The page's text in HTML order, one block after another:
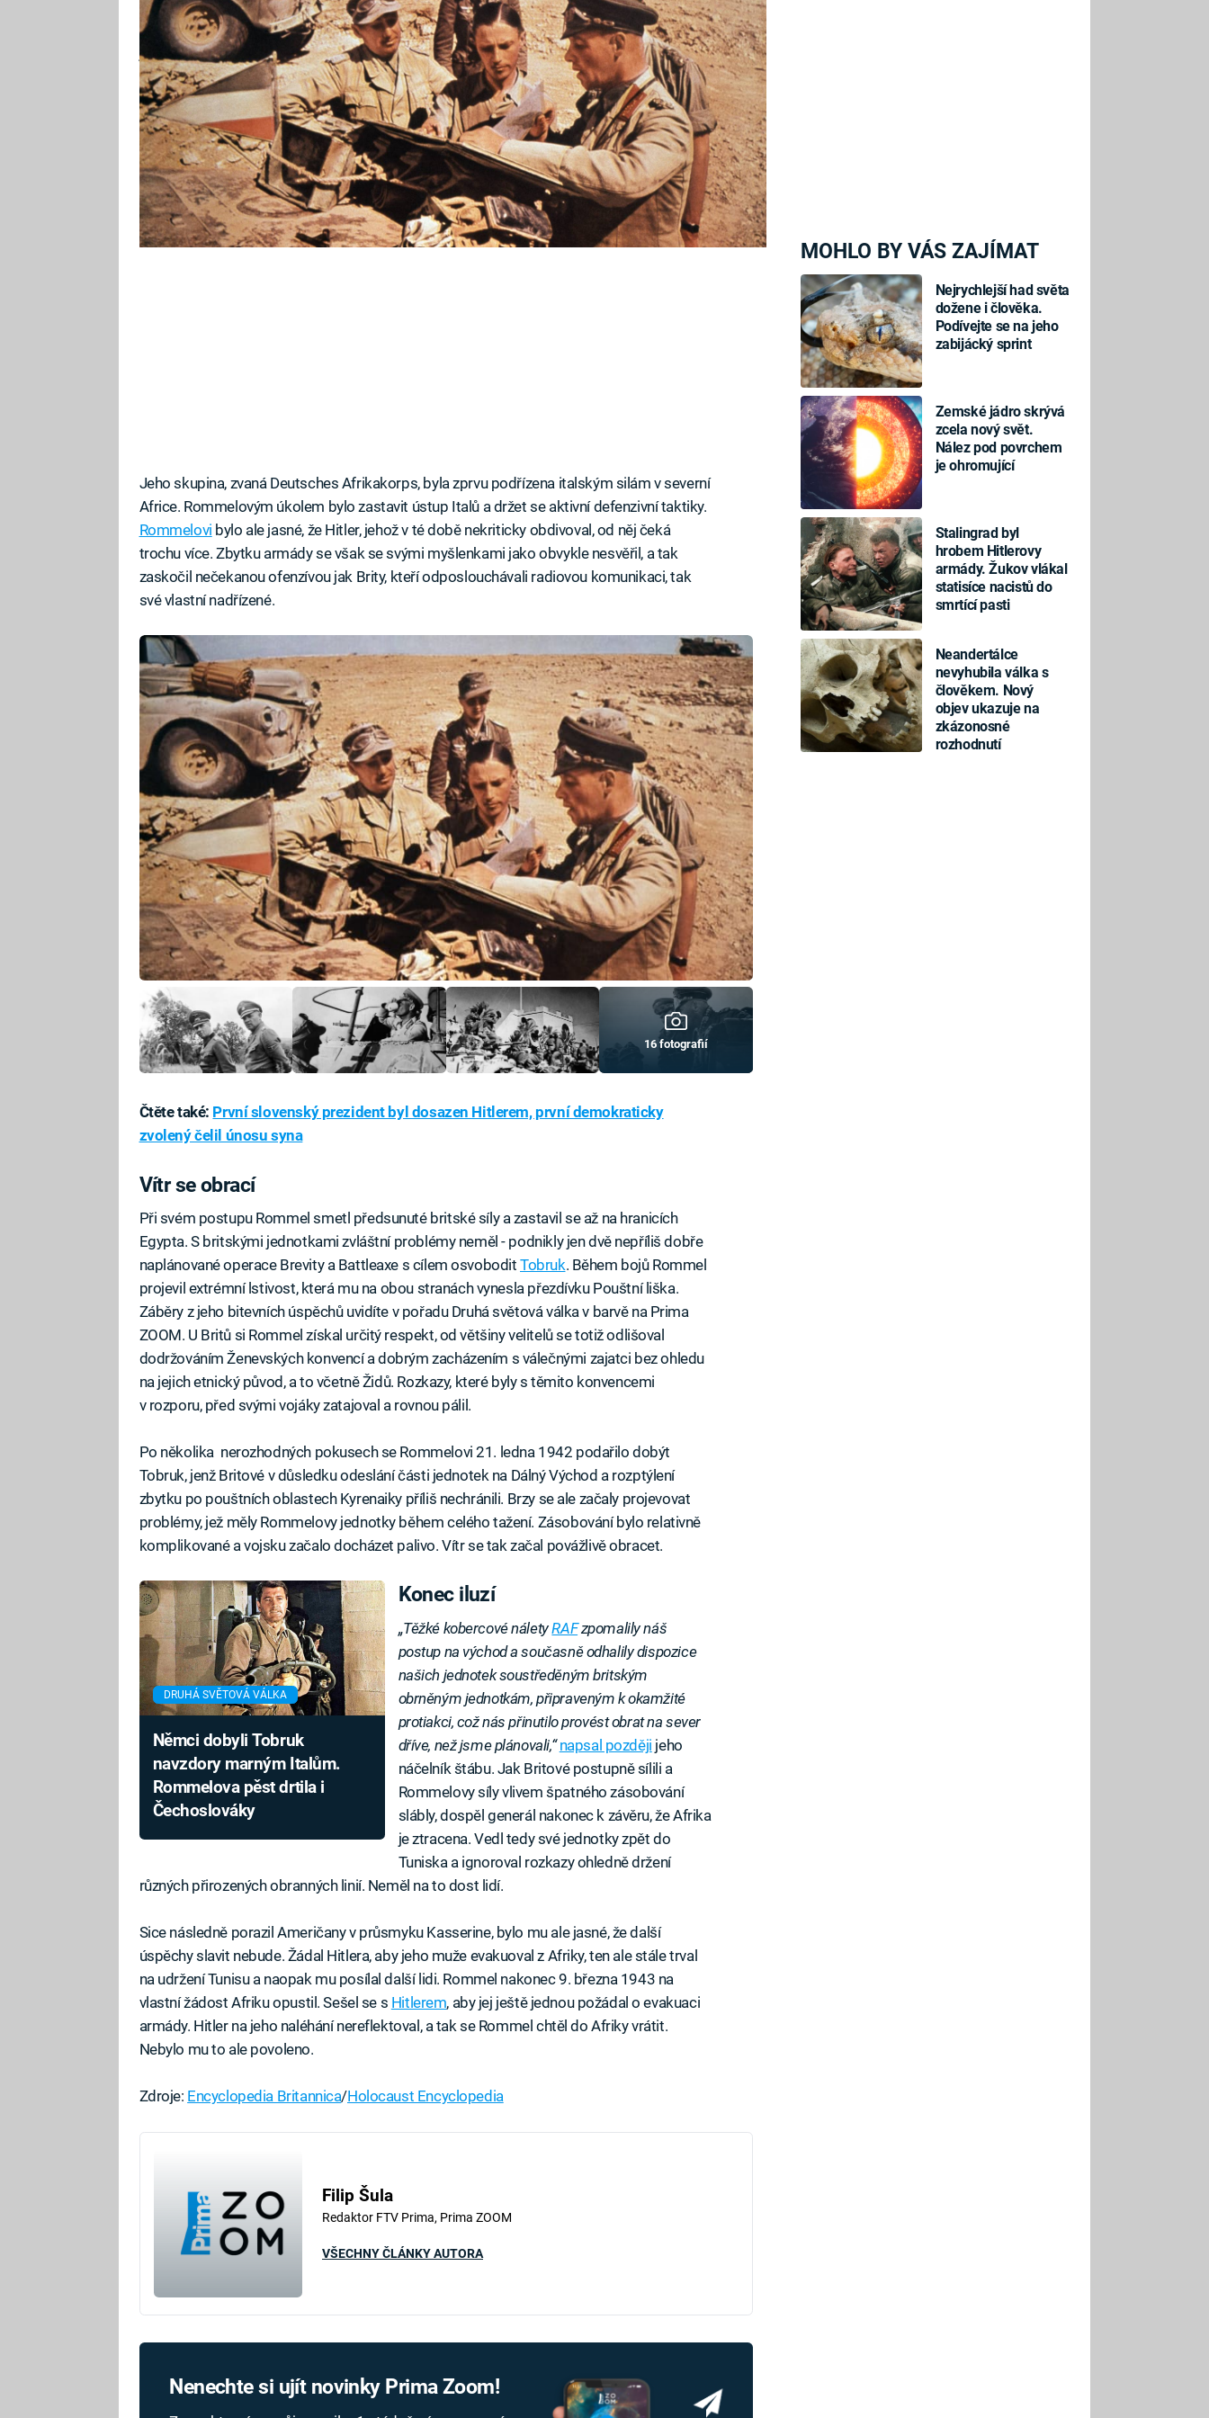
MOHLO BY VÁS ZAJÍMAT
Nejrychlejší had světa
dožene i člověka.
Podívejte se na jeho
zabijácký sprint
Zemské jádro skrývá
zcela nový svět.
Nález pod povrchem
je ohromující
Stalingrad byl
hrobem Hitlerovy
armády. Žukov vlákal
statisíce nacistů do
smrtící pasti
Neandertálce
nevyhubila válka s
člověkem. Nový
objev ukazuje na
zkázonosné
rozhodnutí
přehlíželi jeho porušování rozkazů a nedostatek komunikace s jinými
jednotkami. Sami Němci často nevěděli, kdy a kde Rommel udeří,
standardně podnikal neohlášené útoky bez potřebného krytí. Své brilantní
taktické schopnosti měl brzy ukázat v Africe, tam ale poznal, jak moc je
externí podpora důležitá.
Jeho skupina, zvaná Deutsches Afrikakorps, byla zprvu podřízena italským silám v severní
Africe. Rommelovým úkolem bylo zastavit ústup Italů a držet se aktivní defenzivní taktiky.
Rommelovi bylo ale jasné, že Hitler, jehož v té době nekriticky obdivoval, od něj čeká
trochu více. Zbytku armády se však se svými myšlenkami jako obvykle nesvěřil, a tak
zaskočil nečekanou ofenzívou jak Brity, kteří odposlouchávali radiovou komunikaci, tak
své vlastní nadřízené.
16 fotografií
Čtěte také: První slovenský prezident byl dosazen Hitlerem, první demokraticky
zvolený čelil únosu syna
Vítr se obrací
Při svém postupu Rommel smetl předsunuté britské síly a zastavil se až na hranicích
Egypta. S britskými jednotkami zvláštní problémy neměl - podnikly jen dvě nepříliš dobře
naplánované operace Brevity a Battleaxe s cílem osvoboditTobruk. Během bojů Rommel
projevil extrémní lstivost, která mu na obou stranách vynesla přezdívku Pouštní liška.
Záběry z jeho bitevních úspěchů uvidíte v pořadu Druhá světová válka v barvě na Prima
ZOOM. U Britů si Rommel získal určitý respekt, od většiny velitelů se totiž odlišoval
dodržováním Ženevských konvencí a dobrým zacházením s válečnými zajatci bez ohledu
na jejich etnický původ, a to včetně Židů. Rozkazy, které byly s těmito konvencemi
v rozporu, před svými vojáky zatajoval a rovnou pálil.
Po několika nerozhodných pokusech se Rommelovi 21. ledna 1942 podařilo dobýt
Tobruk, jenž Britové v důsledku odeslání části jednotek na Dálný Východ a rozptýlení
zbytku po pouštních oblastech Kyrenaiky příliš nechránili. Brzy se ale začaly projevovat
problémy, jež měly Rommelovy jednotky během celého tažení. Zásobování bylo relativně
komplikované a vojsku začalo docházet palivo. Vítr se tak začal povážlivě obracet.
DRUHÁ SVĚTOVÁ VÁLKA
Němci dobyli Tobruk
navzdory marným Italům.
Rommelova pěst drtila i
Čechoslováky
Konec iluzí
„Těžké kobercové náletyRAFzpomalily náš
postup na východ a současně odhalily dispozice
našich jednotek soustředěným britským
obrněným jednotkám, připraveným k okamžité
protiakci, což nás přinutilo provést obrat na sever
dříve, než jsme plánovali,“ napsal později jeho
náčelník štábu. Jak Britové postupně sílili a
Rommelovy síly vlivem špatného zásobování
slábly, dospěl generál nakonec k závěru, že Afrika
je ztracena. Vedl tedy své jednotky zpět do
Tuniska a ignoroval rozkazy ohledně držení
různých přirozených obranných linií. Neměl na to dost lidí.
Sice následně porazil Američany v průsmyku Kasserine, bylo mu ale jasné, že další
úspěchy slavit nebude. Žádal Hitlera, aby jeho muže evakuoval z Afriky, ten ale stále trval
na udržení Tunisu a naopak mu posílal další lidi. Rommel nakonec 9. března 1943 na
vlastní žádost Afriku opustil. Sešel se s Hitlerem, aby jej ještě jednou požádal o evakuaci
armády. Hitler na jeho naléhání nereflektoval, a tak se Rommel chtěl do Afriky vrátit.
Nebylo mu to ale povoleno.
Zdroje: Encyclopedia Britannica/Holocaust Encyclopedia
Filip Šula
Redaktor FTV Prima, Prima ZOOM
VŠECHNY ČLÁNKY AUTORA
Nenechte si ujít novinky Prima Zoom!